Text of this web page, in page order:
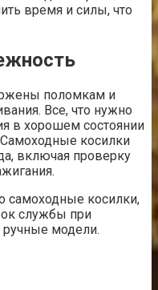
время и силы, что
поломкам и
Все, что нужно
в хорошем состоянии
косилки
включая проверку
самоходные косилки,
службы при
модели.